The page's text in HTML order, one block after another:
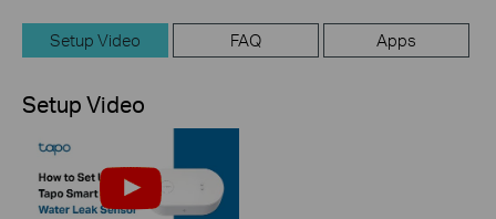
Setup Video FAQ Apps
Setup Video